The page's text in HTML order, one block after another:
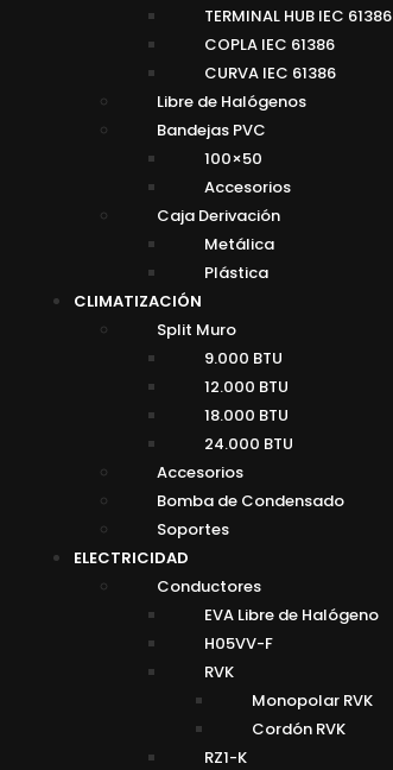
TERMINAL HUB IEC 61386
COPLA IEC 61386
CURVA IEC 61386
Libre de Halógenos
Bandejas PVC
100×50
Accesorios
Caja Derivación
Metálica
Plástica
CLIMATIZACIÓN
Split Muro
9.000 BTU
12.000 BTU
18.000 BTU
24.000 BTU
Accesorios
Bomba de Condensado
Soportes
ELECTRICIDAD
Conductores
EVA Libre de Halógeno
H05VV-F
RVK
Monopolar RVK
Cordón RVK
RZ1-K